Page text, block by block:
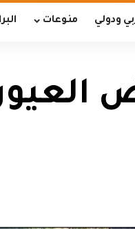
ودولي منوعات